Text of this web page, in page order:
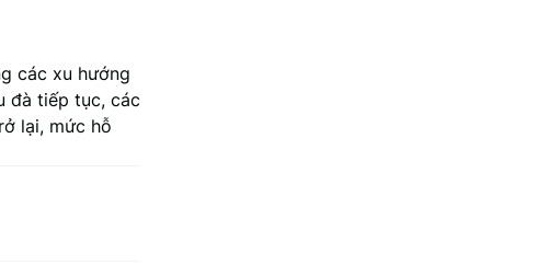
các xu hướng
đà tiếp tục, các
lại, mức hỗ